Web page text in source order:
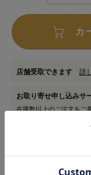
カ
店舗受取できます 詳
お取り寄せ申し込みサ
在庫数以上のご注文をご